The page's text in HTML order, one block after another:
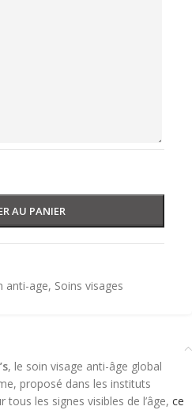
AU PANIER
anti-age, Soins visages
, le soin visage anti-âge global
proposé dans les instituts
les signes visibles de l’âge, ce